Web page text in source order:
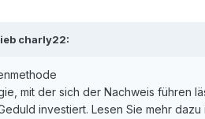
ein Verlust verbleiben, so
Die Chancen werden nicht gewechselt!
charly22:
mit der sich der Nachweis führen
investiert. Lesen Sie mehr